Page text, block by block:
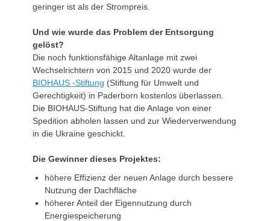
geringer ist als der Strompreis.
Und wie wurde das Problem der Entsorgung
gelöst?
Die noch funktionsfähige Altanlage mit zwei
Wechselrichtern von 2015 und 2020 wurde der
BIOHAUS -Stiftung (Stiftung für Umwelt und
Gerechtigkeit) in Paderborn kostenlos überlassen.
Die BIOHAUS-Stiftung hat die Anlage von einer
Spedition abholen lassen und zur Wiederverwendung
in die Ukraine geschickt.
Die Gewinner dieses Projektes:
höhere Effizienz der neuen Anlage durch bessere
Nutzung der Dachfläche
höherer Anteil der Eigennutzung durch
Energiespeicherung